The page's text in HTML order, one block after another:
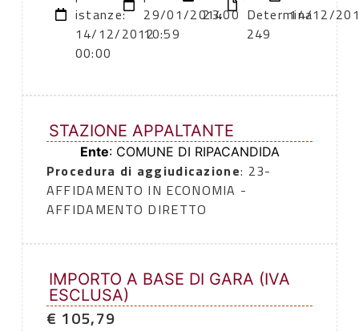
istanze:
14/12/2012
00:00
29/01/2014
10:59
23:00 Determina
249
14/12/
STAZIONE APPALTANTE
Ente: COMUNE DI RIPACANDIDA
Procedura di aggiudicazione: 23-
AFFIDAMENTO IN ECONOMIA -
AFFIDAMENTO DIRETTO
IMPORTO A BASE DI GARA (IVA
ESCLUSA)
€ 105,79